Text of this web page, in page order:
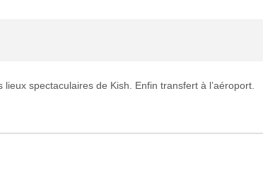
spectaculaires de Kish. Enfin transfert à l’aéroport.